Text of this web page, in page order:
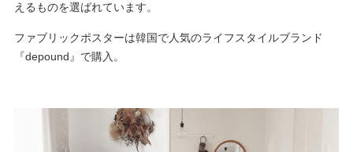
えるものを選ばれています。
ファブリックポスターは韓国で人気のライフスタイルブランド
『depound』で購入。